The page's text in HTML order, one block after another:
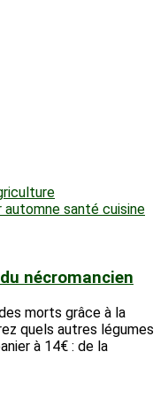
automne santé cuisine
nécromancien
morts grâce à la
quels autres légumes
à 14€ : de la